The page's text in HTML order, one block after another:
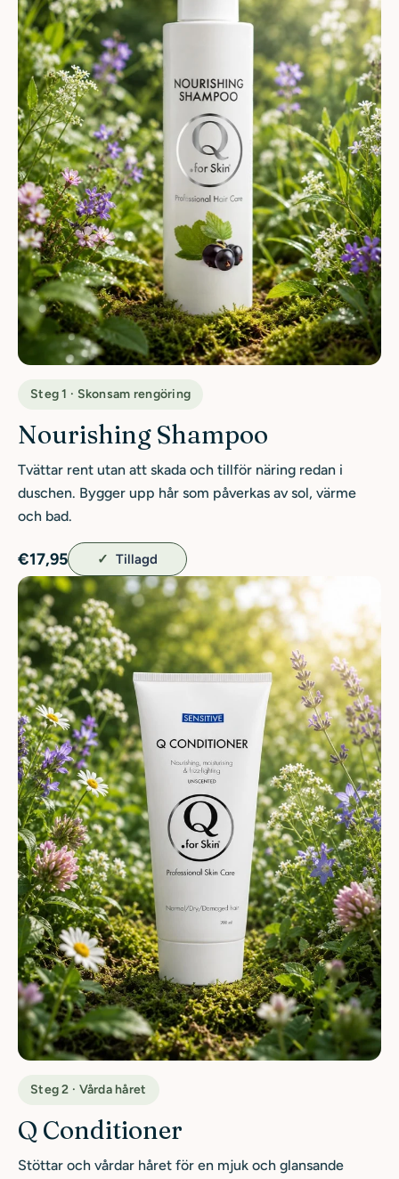
Steg 1 · Skonsam rengöring
Nourishing Shampoo
Tvättar rent utan att skada och tillför näring redan i
duschen. Bygger upp hår som påverkas av sol, värme
och bad.
€17,95 Tillagd
Steg 2 · Vårda håret
Q Conditioner
Stöttar och vårdar håret för en mjuk och glansande